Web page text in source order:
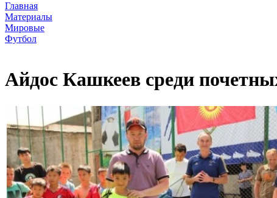
Главная
Материалы
Мировые
Футбол
Айдос Кашкеев среди